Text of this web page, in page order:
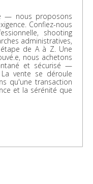
— nous proposons
Confiez-nous
shooting
administratives,
de A à Z. Une
nous achetons
et sécurisé —
vente se déroule
qu'une transaction
et la sérénité que